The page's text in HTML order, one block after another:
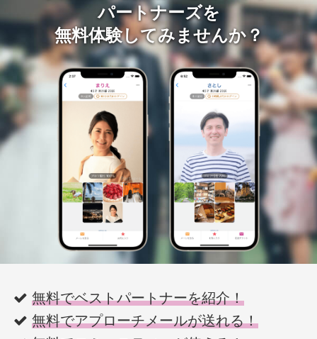
パートナーズを
無料体験してみませんか？
無料でベストパートナーを紹介！
無料でアプローチメールが送れる！